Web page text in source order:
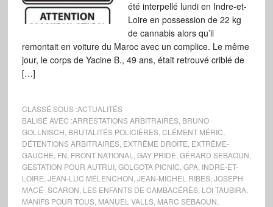
été interpellé lundi en Indre-et-
Loire en possession de 22 kg
de cannabis alors qu’il
remontait en voiture du Maroc avec un complice. Le même
jour, le corps de Yacine B., 49 ans, était retrouvé criblé de
[…]
CLASSÉ SOUS :ACTUALITÉS
BALISÉ AVEC :ARRESTATIONS ARBITRAIRES, BRUNO
GOLLNISCH BRUTALITÉS POLICIÈRES, CLÉMENT MÉRIC
DÉTENTIONS ARBITRAIRES, EXTRÊME DROITE EXTRÊME-
GAUCHE FN FRONT NATIONAL GAY PRIDE GÉRARD SEBAOUN
GESTATION POUR AUTRUI, GOLGOTA PICNIC GPA, INDRE-ET-
LOIRE JEAN-LUC MÉLENCHON JEAN-MICHEL RIBES, JOSEPH
MACÉ- SCARON LES ENFANTS DE CAMBACÉRÈS, LOI TAUBIRA,
MANIFS POUR TOUS, MANUEL VALLS, MARC SEBAOUN